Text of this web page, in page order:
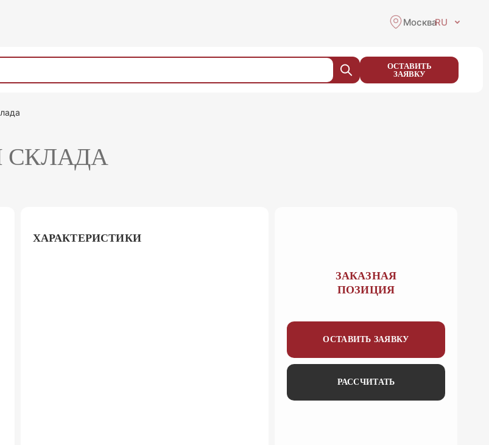
МоскваRU
ОСТАВИТЬ
ЗАЯВКУ
СКЛАДА
ХАРАКТЕРИСТИКИ
ЗАКАЗНАЯ
ПОЗИЦИЯ
ОСТАВИТЬ ЗАЯВКУ
РАССЧИТАТЬ